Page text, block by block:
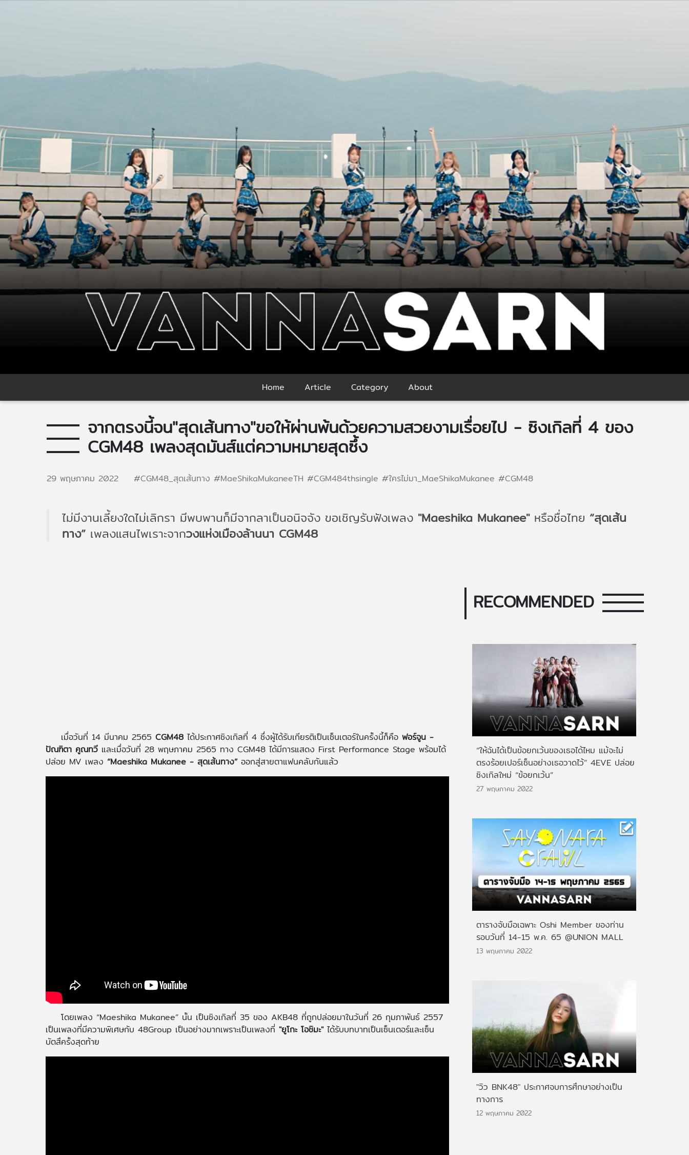
Home Article Category About
จากตรงนี้จน"สุดเส้นทาง"ขอให้ผ่านพ้นด้วยความสวยงามเรื่อยไป - ซิงเกิลที่ 4 ของ
CGM48 เพลงสุดมันส์แต่ความหมายสุดซึ้ง
29 พฤษภาคม 2022 #CGM48​_สุดเส้นทาง#MaeShikaMukaneeTH#CGM484thsingle#ใครไม่มา_MaeShikaMukanee#CGM48​
ไม่มีงานเลี้ยงใดไม่เลิกรา มีพบพานก็มีจากลาเป็นอนิจจัง ขอเชิญรับฟังเพลง "Maeshika Mukanee"หรือชื่อไทย “สุดเส้น
ทาง” เพลงแสนไพเราะจากวงแห่งเมืองล้านนา CGM48
เมื่อวันที่ 14 มีนาคม 2565 CGM48ได้ประกาศซิงเกิลที่ 4 ซึ่งผู้ได้รับเกียรติเป็นเซ็นเตอร์ในครั้งนี้ก็คือ ฟอร์จูน -
ปัณฑิตา คูณทวีและเมื่อวันที่ 28 พฤษภาคม 2565 ทาง CGM48 ได้มีการแสดง First Performance Stage พร้อมได้
ปล่อย MV เพลง “Maeshika Mukanee - สุดเส้นทาง”ออกสู่สายตาแฟนคลับกันแล้ว
โดยเพลง “Maeshika Mukanee” นั้น เป็นซิงเกิลที่ 35 ของ AKB48 ที่ถูกปล่อยมาในวันที่ 26 กุมภาพันธ์ 2557
เป็นเพลงที่มีความพิเศษกับ 48Group เป็นอย่างมากเพราะเป็นเพลงที่ "ยูโกะ โอชิมะ"ได้รับบทบาทเป็นเซ็นเตอร์และเซ็น
บัตสึครั้งสุดท้าย
RECOMMENDED
“ให้ฉันได้เป็นข้อยกเว้นของเธอได้ไหม แม้จะไม่
ตรงร้อยเปอร์เซ็นอย่างเธอวาดไว้” 4EVE ปล่อย
ซิงเกิลใหม่ “ข้อยกเว้น”
27 พฤษภาคม 2022
ตารางจับมือเฉพาะ Oshi Member ของท่าน
รอบวันที่ 14-15 พ.ค. 65 @UNION MALL
13 พฤษภาคม 2022
"วิว BNK48" ประกาศจบการศึกษาอย่างเป็น
ทางการ
12 พฤษภาคม 2022